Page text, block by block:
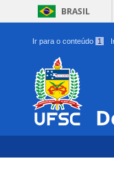
BRASIL
Ir para o conteúdo 1